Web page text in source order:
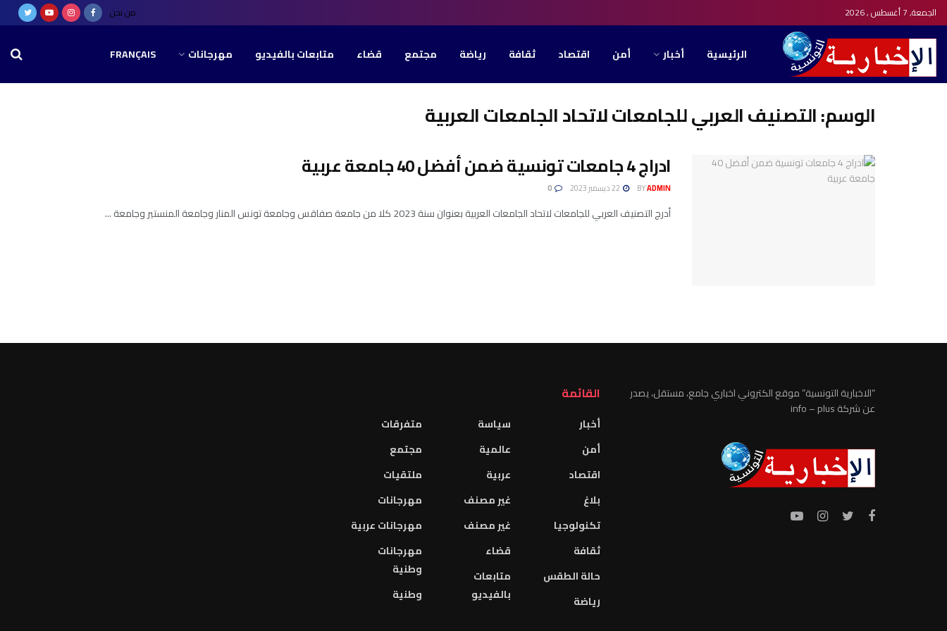
الجمعة, 7 أغسطس , 2026 من نحن
الرئيسية أخبار أمن اقتصاد ثقافة رياضة مجتمع قضاء متابعات بالفيديو مهرجانات FRANÇAIS
الوسم:التصنيف العربي للجامعات لاتحاد الجامعات العربية
ادراج 4 جامعات تونسية ضمن أفضل 40 جامعة عربية
BYADMIN
أدرج التصنيف العربي للجامعات لاتحاد الجامعات العربية بعنوان سنة 2023 كلا من جامعة صفاقس وجامعة تونس المنار وجامعة المنستير وجامعة ...
“الاخبارية التونسية” موقع الكتروني اخباري جامع، مستقل، يصدر
عن شركة info – plus
القائمة
أخبار
أمن
اقتصاد
بلاغ
تكنولوجيا
ثقافة
حالة الطقس
رياضة
سياسة
عالمية
عربية
غير مصنف
غير مصنف
قضاء
متابعات
بالفيديو
متفرقات
مجتمع
ملتقيات
مهرجانات
مهرجانات عربية
مهرجانات
وطنية
وطنية